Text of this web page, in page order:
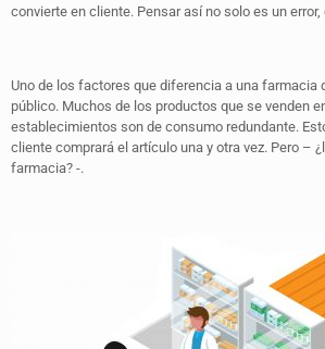
convierte en cliente. Pensar así no solo es un
Uno de los factores que diferencia a una farmacia
público. Muchos de los productos que se venden
establecimientos son de consumo redundante.
cliente comprará el artículo una y otra vez. Pero –
farmacia? -.